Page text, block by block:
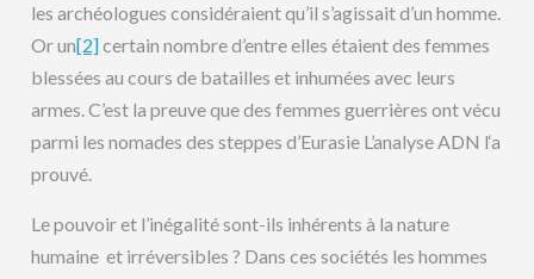
les archéologues considéraient qu’il s’agissait d’un homme.
Or un[2]certain nombre d’entre elles étaient des femmes
blessées au cours de batailles et inhumées avec leurs
armes. C’est la preuve que des femmes guerrières ont vécu
parmi les nomades des steppes d’Eurasie L’analyse ADN l‘a
prouvé.
Le pouvoir et l’inégalité sont-ils inhérents à la nature
humaine et irréversibles ? Dans ces sociétés les hommes